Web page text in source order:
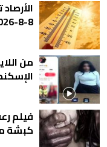
8-8-2026
من
فيلم
كبشة